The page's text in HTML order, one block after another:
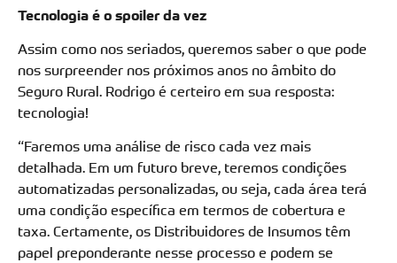
Tecnologia é o spoiler da vez
Assim como nos seriados, queremos saber o que pode
nos surpreender nos próximos anos no âmbito do
Seguro Rural. Rodrigo é certeiro em sua resposta:
tecnologia!
“Faremos uma análise de risco cada vez mais
detalhada. Em um futuro breve, teremos condições
automatizadas personalizadas, ou seja, cada área terá
uma condição específica em termos de cobertura e
taxa. Certamente, os Distribuidores de Insumos têm
papel preponderante nesse processo e podem se